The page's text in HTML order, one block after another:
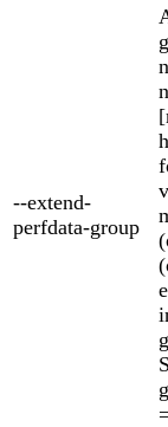
--extend-
perfdata-group